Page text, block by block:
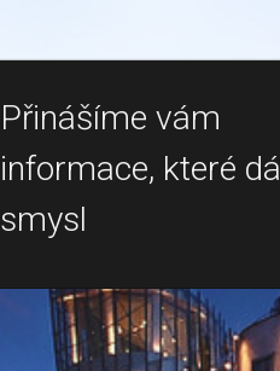
Přinášíme vám
informace, které
smysl